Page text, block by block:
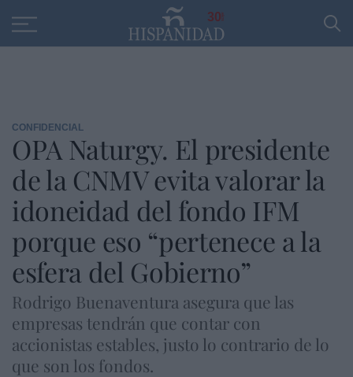
30
CONFIDENCIAL
OPA Naturgy. El presidente
de la CNMV evita valorar la
idoneidad del fondo IFM
porque eso “pertenece a la
esfera del Gobierno”
Rodrigo Buenaventura asegura que las
empresas tendrán que contar con
accionistas estables, justo lo contrario de lo
que son los fondos.